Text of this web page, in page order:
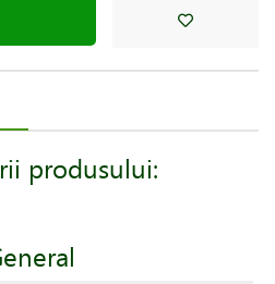
produsului: